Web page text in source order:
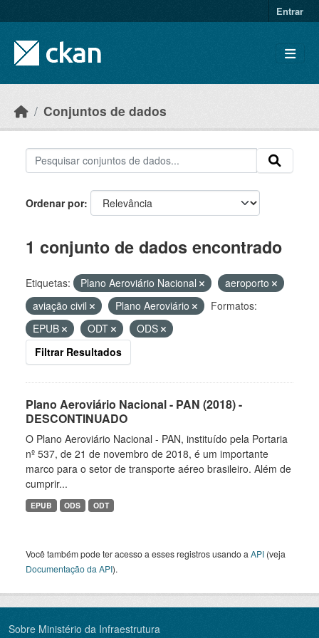
Entrar
Conjuntos de dados
Ordenar por
1 conjunto de dados encontrado
Etiquetas: Plano Aeroviário Nacional
aeroporto
aviação civil
Plano Aeroviário
Formatos:
EPUB
ODT
ODS
Filtrar Resultados
Plano Aeroviário Nacional - PAN (2018) -
DESCONTINUADO
O Plano Aeroviário Nacional - PAN, instituído pela Portaria
nº 537, de 21 de novembro de 2018, é um importante
marco para o setor de transporte aéreo brasileiro. Além de
cumprir...
EPUB ODS ODT
Você também pode ter acesso a esses registros usando a API (veja
Documentação da API).
Sobre Ministério da Infraestrutura